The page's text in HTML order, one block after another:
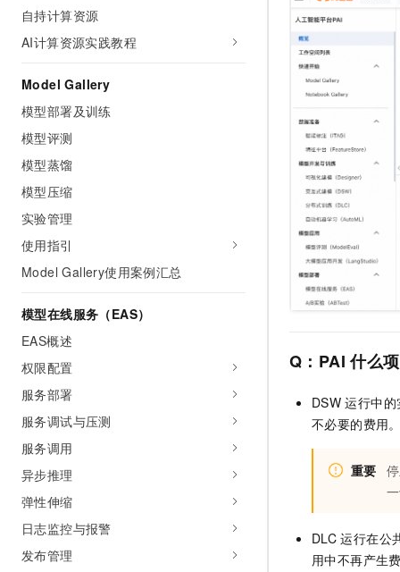
自持计算资源
AI计算资源实践教程
Model Gallery
模型部署及训练
模型评测
模型蒸馏
模型压缩
实验管理
使用指引
Model Gallery使用案例汇总
模型在线服务（EAS）
EAS概述
权限配置
服务部署
服务调试与压测
服务调用
异步推理
弹性伸缩
日志监控与报警
发布管理
Q：PAI 什么
DSW 运行中
不必要的费用
重要
DLC 运行在公
用中不再产生
大模型服务
千问AI平台-模型体验
在线体验全尺寸、多种模
Happy 系列大模型
大模型解决方案
10 分钟在聊天系统中
安全
中间件
数据库
大数据计算
媒体服务
企业服务与云通信
域名与网站
终端用户计算
开发工具
迁移与运维管理
网络
可观测
上云与迁云
企业出海
政企业务
AI 产品 免费试用
1亿+ 大模型 tokens 和
140+云产品 免费试用
产品新客免费试用，最长
大模型ACA认证体验
助力企业全员 AI 认知与能
Tableau 订阅
AI空中课堂在线直播课
生态解决方案
行业生态解决方案
开发者生态解决方案
AI 开发和 AI 应用解决
入门学习赛